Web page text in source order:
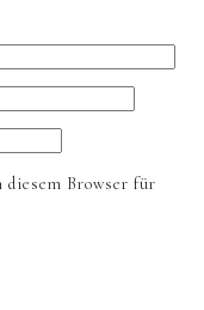
Browser für